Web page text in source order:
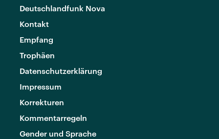
Deutschlandfunk Nova
Kontakt
Empfang
Trophäen
Datenschutzerklärung
Impressum
Korrekturen
Kommentarregeln
Gender und Sprache